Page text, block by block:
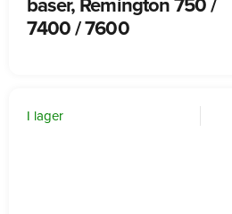
7400 / 7600
I lager